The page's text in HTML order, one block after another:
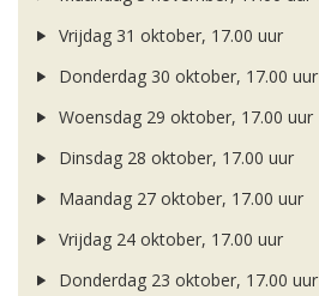
Vrijdag 31 oktober, 17.00 uur
Donderdag 30 oktober, 17.00 uur
Woensdag 29 oktober, 17.00 uur
Dinsdag 28 oktober, 17.00 uur
Maandag 27 oktober, 17.00 uur
Vrijdag 24 oktober, 17.00 uur
Donderdag 23 oktober, 17.00 uur